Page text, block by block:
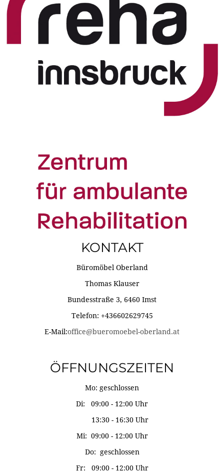
KONTAKT
Büromöbel Oberland
Thomas Klauser
Bundesstraße 3, 6460 Imst
Telefon: +436602629745
E-Mail:office@bueromoebel-oberland.at
ÖFFNUNGSZEITEN
Mo: geschlossen
Di: 09:00 - 12:00 Uhr
13:30 - 16:30 Uhr
Mi: 09:00 - 12:00 Uhr
Do: geschlossen
Fr: 09:00 - 12:00 Uhr